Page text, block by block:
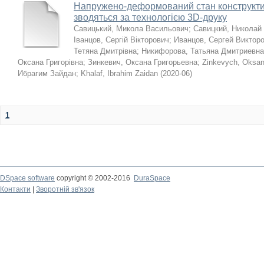
Напружено-деформований стан
зводяться за технологією 3D-друку
Савицький, Микола Васильович; Савицкий,
Іванцов, Сергій Вікторович; Иванцов, Сергей
Тетяна Дмитрівна; Никифорова, Татьяна Дмитриевна
Оксана Григорівна; Зинкевич, Оксана Григорьевна; Zinkevych,
Ибрагим Зайдан; Khalaf, Ibrahim Zaidan (2020-06)
1
DSpace software copyright © 2002-2016
DuraSpace
Контакти
Зворотній зв'язок